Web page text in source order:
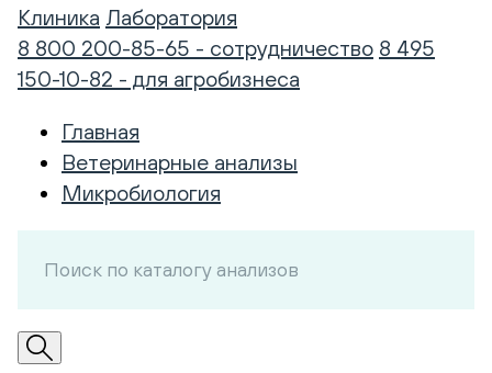
Клиника Лаборатория
8 800 200-85-65 - сотрудничество 8 495
150-10-82 - для агробизнеса
Главная
Ветеринарные анализы
Микробиология